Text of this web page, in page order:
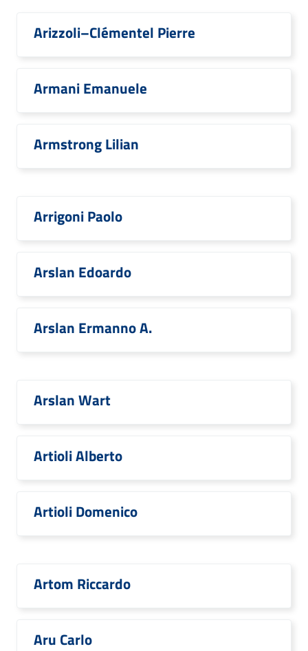
Arizzoli–Clémentel Pierre
Armani Emanuele
Armstrong Lilian
Arrigoni Paolo
Arslan Edoardo
Arslan Ermanno A.
Arslan Wart
Artioli Alberto
Artioli Domenico
Artom Riccardo
Aru Carlo